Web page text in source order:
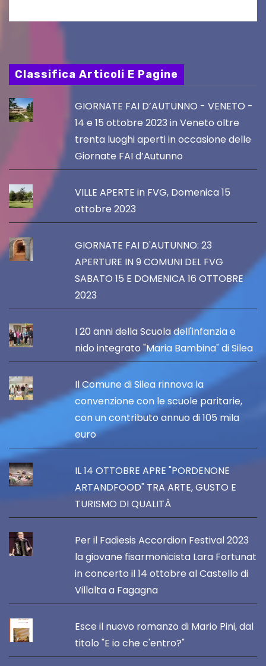
Classifica Articoli E Pagine
GIORNATE FAI D’AUTUNNO - VENETO -
14 e 15 ottobre 2023 in Veneto oltre
trenta luoghi aperti in occasione delle
Giornate FAI d’Autunno
VILLE APERTE in FVG, Domenica 15
ottobre 2023
GIORNATE FAI D'AUTUNNO: 23
APERTURE IN 9 COMUNI DEL FVG
SABATO 15 E DOMENICA 16 OTTOBRE
2023
I 20 anni della Scuola dell'infanzia e
nido integrato "Maria Bambina" di Silea
Il Comune di Silea rinnova la
convenzione con le scuole paritarie,
con un contributo annuo di 105 mila
euro
IL 14 OTTOBRE APRE "PORDENONE
ARTANDFOOD" TRA ARTE, GUSTO E
TURISMO DI QUALITÀ
Per il Fadiesis Accordion Festival 2023
la giovane fisarmonicista Lara Fortunat
in concerto il 14 ottobre al Castello di
Villalta a Fagagna
Esce il nuovo romanzo di Mario Pini, dal
titolo "E io che c'entro?"